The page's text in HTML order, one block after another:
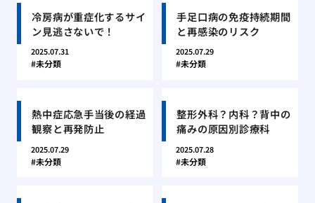
冷房病が重症化するサイ
ン見逃さないで！
2025.07.31
未分類
手足口病の免疫持続期間
と再感染のリスク
2025.07.29
未分類
熱中症応急手当後の経過
観察と再発防止
2025.07.29
未分類
整形外科？内科？背中の
痛みの原因別診療科
2025.07.28
未分類